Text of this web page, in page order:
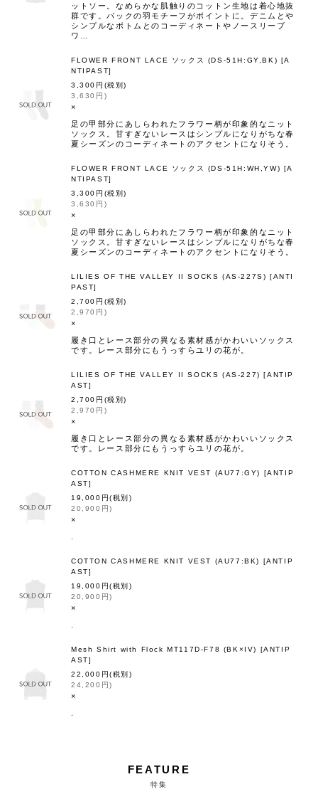
ットソー。なめらかな肌触りのコットン生地は着心地抜
群です。バックの羽モチーフがポイントに。デニムとや
シンプルなボトムとのコーディネートやノースリーブ
ワ…
FLOWER FRONT LACE ソックス (DS-51H:GY,BK) [A
NTIPAST]
3,300 円 (税別)
3,630 円 )
×
足の甲部分にあしらわれたフラワー柄が印象的なニット
ソックス。甘すぎないレースはシンプルになりがちな春
夏シーズンのコーディネートのアクセントになりそう。
FLOWER FRONT LACE ソックス (DS-51H:WH,YW) [A
NTIPAST]
3,300 円 (税別)
3,630 円 )
×
足の甲部分にあしらわれたフラワー柄が印象的なニット
ソックス。甘すぎないレースはシンプルになりがちな春
夏シーズンのコーディネートのアクセントになりそう。
LILIES OF THE VALLEY II SOCKS (AS-227S) [ANTI
PAST]
2,700 円 (税別)
2,970 円 )
×
履き口とレース部分の異なる素材感がかわいいソックス
です。レース部分にもうっすらユリの花が。
LILIES OF THE VALLEY II SOCKS (AS-227) [ANTIP
AST]
2,700 円 (税別)
2,970 円 )
×
履き口とレース部分の異なる素材感がかわいいソックス
です。レース部分にもうっすらユリの花が。
COTTON CASHMERE KNIT VEST (AU77:GY) [ANTIP
AST]
19,000 円(税別)
20,900 円)
×
COTTON CASHMERE KNIT VEST (AU77:BK) [ANTIP
AST]
19,000 円(税別)
20,900 円)
×
Mesh Shirt with Flock MT117D-F78 (BK×IV) [ANTIP
AST]
22,000 円(税別)
24,200 円)
×
FEATURE
特集